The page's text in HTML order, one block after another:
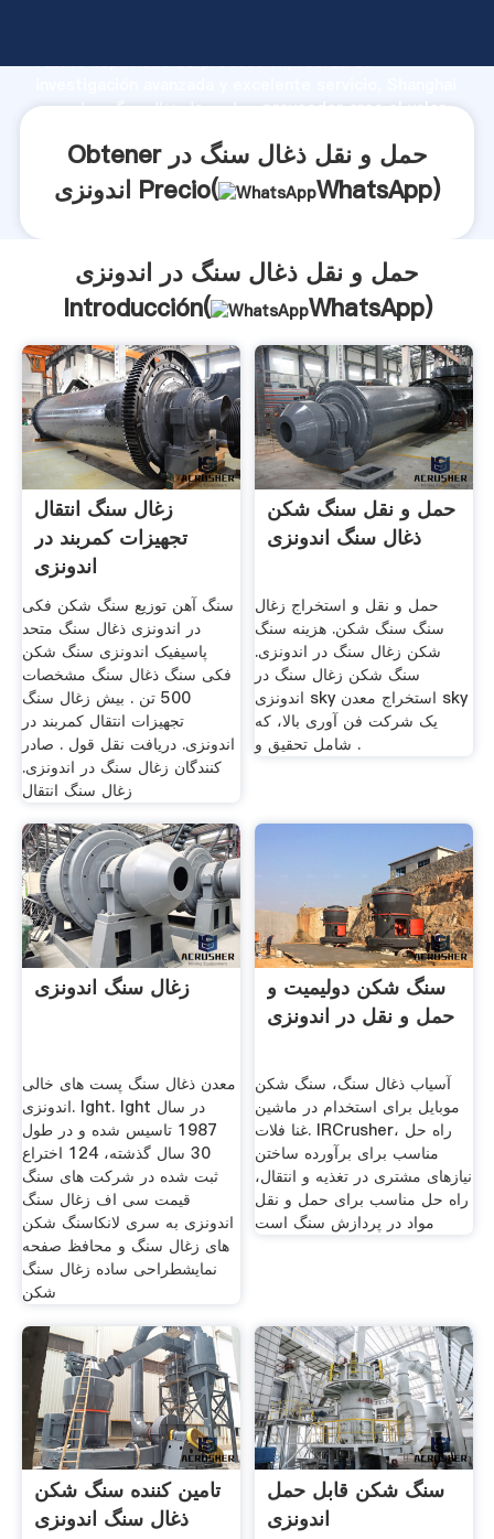
fuerte capacidad de producción, fuerza de
حمل و نقل ذغال سنگ در اندونزی proveedor crea el valor
Obtener حمل و نقل ذغال سنگ در
اندونزی Precio(
WhatsApp)
حمل و نقل ذغال سنگ در اندونزی
Introducción(
WhatsApp)
زغال سنگ انتقال
تجهیزات کمربند در
اندونزی
سنگ آهن توزیع سنگ شکن فکی
در اندونزی ذغال سنگ متحد
پاسیفیک اندونزی سنگ شکن
فکی سنگ ذغال سنگ مشخصات
500 تن . بیش زغال سنگ
تجهیزات انتقال کمربند در
اندونزی. دریافت نقل قول . صادر
کنندگان زغال سنگ در اندونزی.
زغال سنگ انتقال
حمل و نقل سنگ شکن
ذغال سنگ اندونزی
حمل و نقل و استخراج زغال
سنگ سنگ شکن. هزینه سنگ
شکن زغال سنگ در اندونزی.
سنگ شکن زغال سنگ در
اندونزی sky استخراج معدن sky
یک شرکت فن آوری بالا، که
شامل تحقیق و .
زغال سنگ اندونزی
معدن ذغال سنگ پست های خالی
اندونزی. lght. lght در سال
1987 تاسیس شده و در طول
30 سال گذشته، 124 اختراع
ثبت شده در شركت های سنگ
قیمت سی اف زغال سنگ
اندونزی به سری لانکاسنگ شکن
های زغال سنگ و محافظ صفحه
نمایشطراحی ساده زغال سنگ
شکن
سنگ شکن دولیمیت و
حمل و نقل در اندونزی
آسیاب ذغال سنگ، سنگ شکن
موبایل برای استخدام در ماشین
غنا فلات. IRCrusher، راه حل
مناسب برای برآورده ساختن
نیازهای مشتری در تغذیه و انتقال،
راه حل مناسب برای حمل و نقل
مواد در پردازش سنگ است
تامین کننده سنگ شکن
ذغال سنگ اندونزی
سنگ شکن قابل حمل
اندونزی